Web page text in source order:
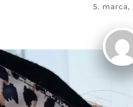
5. marca,